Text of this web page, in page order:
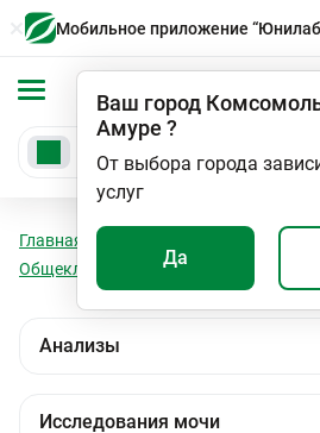
Мобильное приложение
Ваш город
Амуре ?
От выбора города
услуг
Да
Главная Анализы
Общеклиническое исследование мочи